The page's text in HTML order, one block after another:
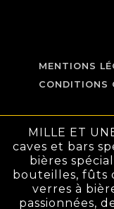
MENTIONS
CONDITIONS
MILLE ET
caves et bars
bières
bouteilles, fûts
verres à
passionnées,